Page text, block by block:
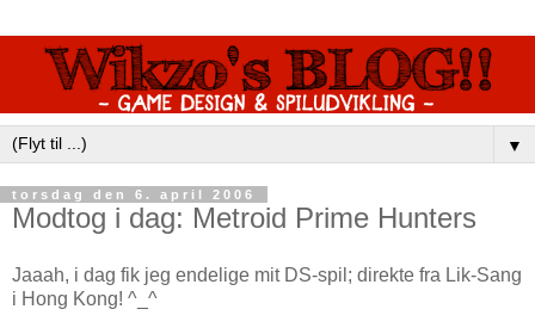
▼
torsdag den 6. april 2006
Modtog i dag: Metroid Prime Hunters
Jaaah, i dag fik jeg endelige mit DS-spil; direkte fra Lik-Sang
i Hong Kong! ^_^